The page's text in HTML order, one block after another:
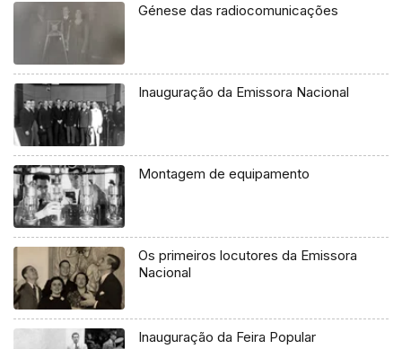
Génese das radiocomunicações
Inauguração da Emissora Nacional
Montagem de equipamento
Os primeiros locutores da Emissora
Nacional
Inauguração da Feira Popular